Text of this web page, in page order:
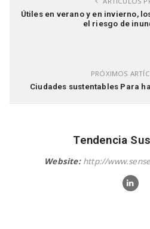
Útiles en verano y en invierno,
el riesgo de
PRÓXIMOS
Ciudades sustentables Para
Tendencia
Website: http://